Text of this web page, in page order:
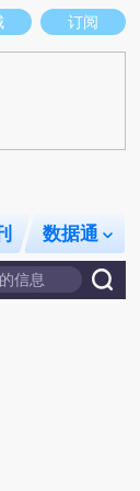
点和立场。推荐点击
订阅
数据通